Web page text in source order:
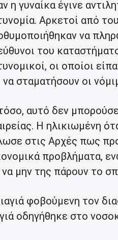
η γυναίκα έγινε
Αρκετοί από
να
του
οι οποίοι
να σταματήσουν οι
αυτό δεν
Η ηλικιωμένη
στις Αρχές πως
προβλήματα,
να μην της πάρουν το
φοβούμενη τον
οδηγήθηκε στο